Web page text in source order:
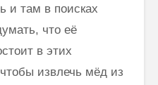
и там в поисках
что её
в этих
извлечь мёд из